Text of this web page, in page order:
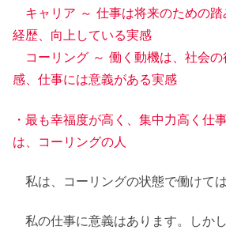
キャリア ～ 仕事は将来のための踏
経歴、向上している実感
コーリング ～ 働く動機は、社会の
感、仕事には意義がある実感
・最も幸福度が高く、集中力高く仕
は、コーリングの人
私は、コーリングの状態で働けては
私の仕事に意義はあります。しか